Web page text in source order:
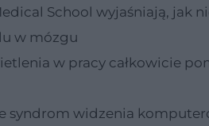
School wyjaśniają, jak
w mózgu
w pracy całkowicie
syndrom widzenia